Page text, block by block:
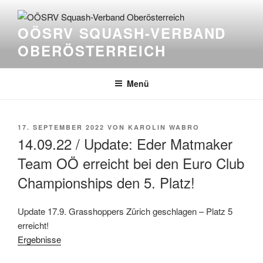
Inhalt
springenOÖSRV SQUASH-VERBAND
OBERÖSTERREICH
Menü
VERÖFFENTLICHT
17. SEPTEMBER 2022 VON KAROLIN WABRO
14.09.22 / Update: Eder Matmaker
Team OÖ erreicht bei den Euro Club
Championships den 5. Platz!
Update 17.9. Grasshoppers Zürich geschlagen – Platz 5
erreicht!
Ergebnisse